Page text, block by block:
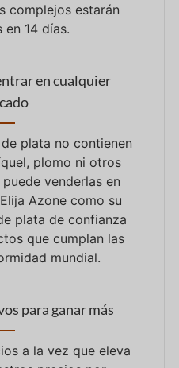
complejos estarán
en 14 días.
en cualquier
plata no contienen
plomo ni otros
venderlas en
Azone como su
plata de confianza
que cumplan las
mundial.
para ganar más
a la vez que eleva